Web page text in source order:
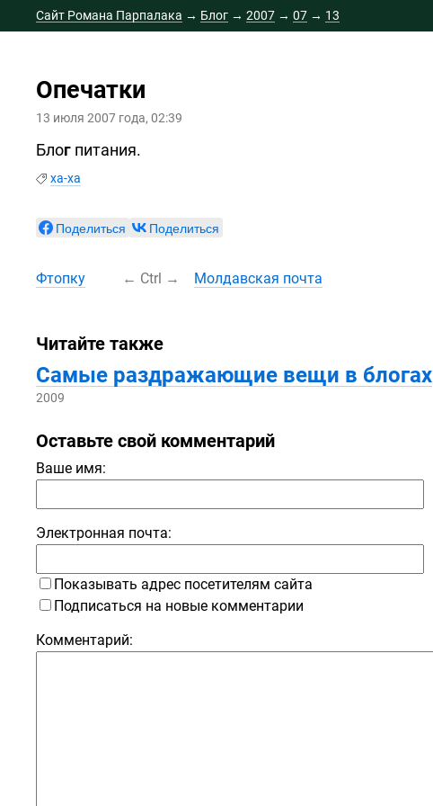
Сайт Романа Парпалака → Блог →2007 →07 → 13
Опечатки
13 июля 2007 года, 02:39
Блог питания.
ха-ха
Поделиться Поделиться
Фтопку ← Ctrl → Молдавская почта
Читайте также
Самые раздражающие вещи в блогах
2009
Оставьте свой комментарий
Ваше имя:
Электронная почта:
Показывать адрес посетителям сайта
Подписаться на новые комментарии
Комментарий: